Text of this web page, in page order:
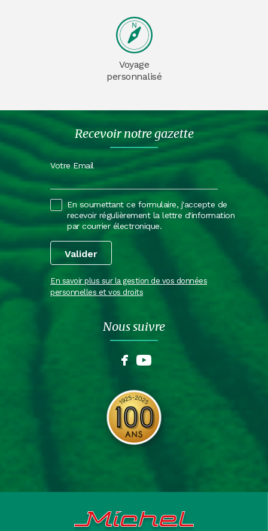
Voyage
personnalisé
Recevoir notre gazette
Votre Email
En soumettant ce formulaire, j'accepte de
recevoir régulièrement la lettre d'information
par courrier électronique.
En savoir plus sur la gestion de vos données
personnelles et vos droits
Nous suivre